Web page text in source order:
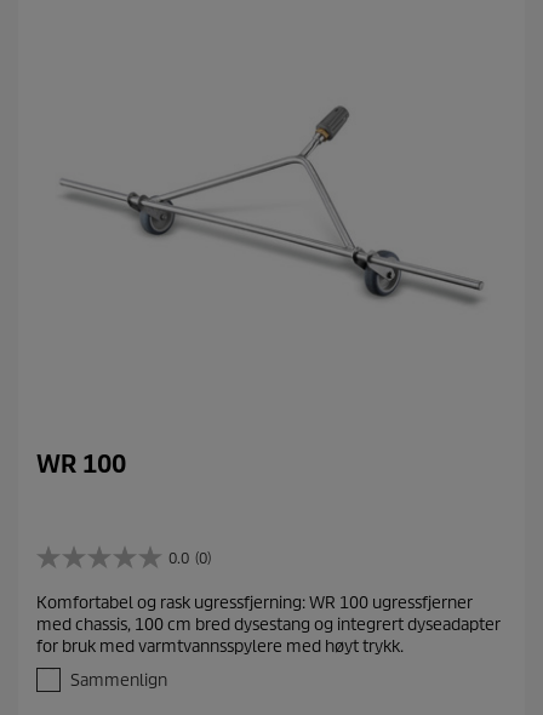
WR 100
0.0 (0)
0
0
a
v
s
Komfortabel og rask ugressfjerning: WR 100 ugressfjerner
med chassis, 100 cm bred dysestang og integrert dyseadapter
for bruk med varmtvannsspylere med høyt trykk.
Sammenlign